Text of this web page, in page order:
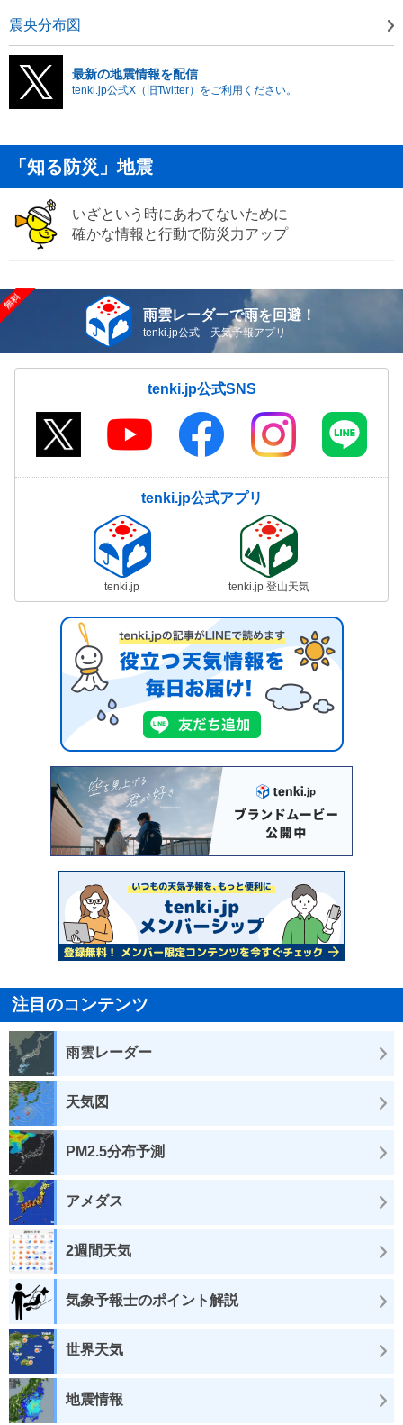
震央分布図
最新の地震情報を配信
tenki.jp公式X（旧Twitter）をご利用ください。
「知る防災」地震
いざという時にあわてないために
確かな情報と行動で防災力アップ
雨雲レーダーで雨を回避！
tenki.jp公式 天気予報アプリ
tenki.jp公式SNS
tenki.jp公式アプリ
tenki.jp tenki.jp 登山天気
注目のコンテンツ
雨雲レーダー
天気図
PM2.5分布予測
アメダス
2週間天気
気象予報士のポイント解説
世界天気
地震情報